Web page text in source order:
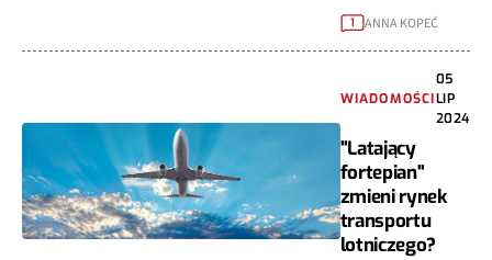
1 ANNA KOPEĆ
WIADOMOŚCI
05
LIP
2024
"Latający
fortepian"
zmieni rynek
transportu
lotniczego?